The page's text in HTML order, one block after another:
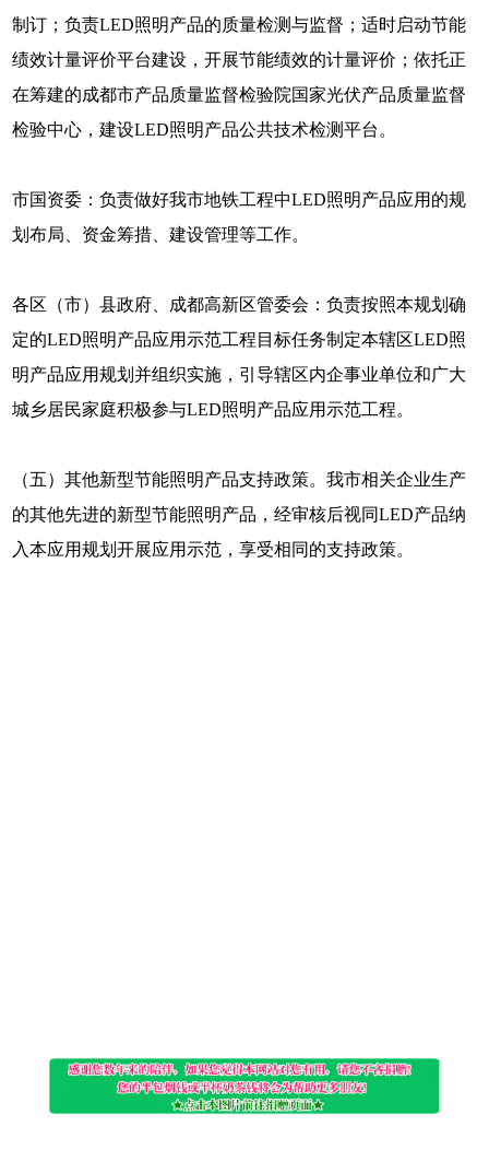
制订；负责LED照明产品的质量检测与监督；适时启动节能
绩效计量评价平台建设，开展节能绩效的计量评价；依托正
在筹建的成都市产品质量监督检验院国家光伏产品质量监督
检验中心，建设LED照明产品公共技术检测平台。
市国资委：负责做好我市地铁工程中LED照明产品应用的规
划布局、资金筹措、建设管理等工作。
各区（市）县政府、成都高新区管委会：负责按照本规划确
定的LED照明产品应用示范工程目标任务制定本辖区LED照
明产品应用规划并组织实施，引导辖区内企事业单位和广大
城乡居民家庭积极参与LED照明产品应用示范工程。
（五）其他新型节能照明产品支持政策。我市相关企业生产
的其他先进的新型节能照明产品，经审核后视同LED产品纳
入本应用规划开展应用示范，享受相同的支持政策。